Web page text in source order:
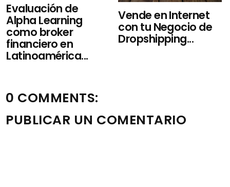
Evaluación de
Alpha Learning
como broker
financiero en
Latinoamérica...
Vende en Internet
con tu Negocio de
Dropshipping...
0 COMMENTS:
PUBLICAR UN COMENTARIO